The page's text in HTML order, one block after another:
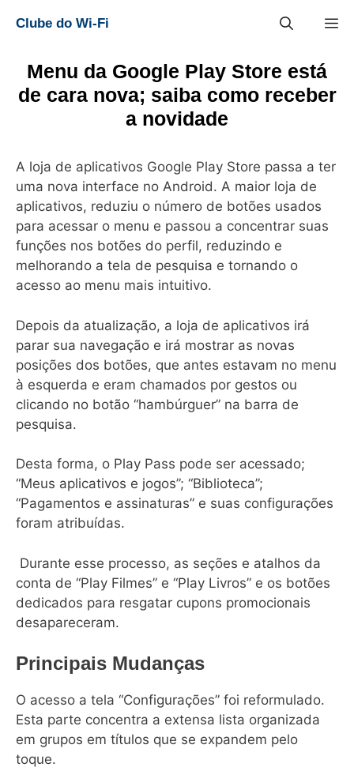
para
conteúdo
Clube do Wi-Fi
Menu da Google Play Store está
de cara nova; saiba como receber
a novidade
A loja de aplicativos Google Play Store passa a ter
uma nova interface no Android. A maior loja de
aplicativos, reduziu o número de botões usados ​​
para acessar o menu e passou a concentrar suas
funções nos botões do perfil, reduzindo e
melhorando a tela de pesquisa e tornando o
acesso ao menu mais intuitivo.
Depois da atualização, a loja de aplicativos irá
parar sua navegação e irá mostrar as novas
posições dos botões, que antes estavam no menu
à esquerda e eram chamados por gestos ou
clicando no botão “hambúrguer” na barra de
pesquisa.
Desta forma, o Play Pass pode ser acessado;
“Meus aplicativos e jogos”; “Biblioteca”;
“Pagamentos e assinaturas” e suas configurações
foram atribuídas.
Durante esse processo, as seções e atalhos da
conta de “Play Filmes” e “Play Livros” e os botões
dedicados para resgatar cupons promocionais
desapareceram.
Principais Mudanças
O acesso a tela “Configurações” foi reformulado.
Esta parte concentra a extensa lista organizada
em grupos em títulos que se expandem pelo
toque.